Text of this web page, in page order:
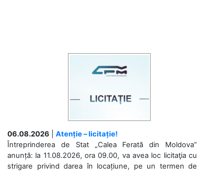
06.08.2026
Atenție – licitație!
Întreprinderea de Stat „Calea Ferată din Moldova”
anunță: la 11.08.2026, ora 09.00, va avea loc licitaţia cu
strigare privind darea în locațiune, pe un termen de